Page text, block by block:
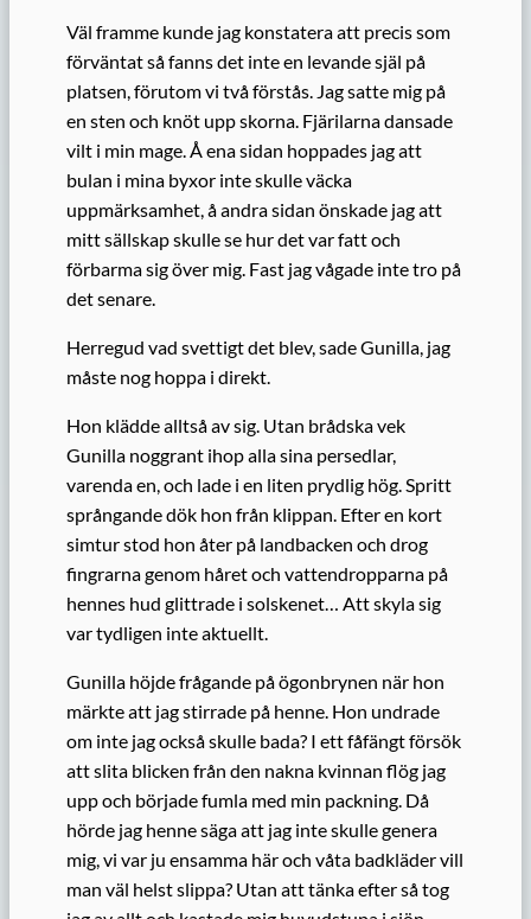
Väl framme kunde jag konstatera att precis som
förväntat så fanns det inte en levande själ på
platsen, förutom vi två förstås. Jag satte mig på
en sten och knöt upp skorna. Fjärilarna dansade
vilt i min mage. Å ena sidan hoppades jag att
bulan i mina byxor inte skulle väcka
uppmärksamhet, å andra sidan önskade jag att
mitt sällskap skulle se hur det var fatt och
förbarma sig över mig. Fast jag vågade inte tro på
det senare.
Herregud vad svettigt det blev, sade Gunilla, jag
måste nog hoppa i direkt.
Hon klädde alltså av sig. Utan brådska vek
Gunilla noggrant ihop alla sina persedlar,
varenda en, och lade i en liten prydlig hög. Spritt
språngande dök hon från klippan. Efter en kort
simtur stod hon åter på landbacken och drog
fingrarna genom håret och vattendropparna på
hennes hud glittrade i solskenet… Att skyla sig
var tydligen inte aktuellt.
Gunilla höjde frågande på ögonbrynen när hon
märkte att jag stirrade på henne. Hon undrade
om inte jag också skulle bada? I ett fåfängt försök
att slita blicken från den nakna kvinnan flög jag
upp och började fumla med min packning. Då
hörde jag henne säga att jag inte skulle genera
mig, vi var ju ensamma här och våta badkläder vill
man väl helst slippa? Utan att tänka efter så tog